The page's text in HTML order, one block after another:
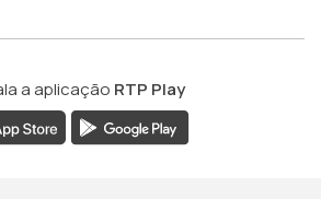
a aplicação RTP Play